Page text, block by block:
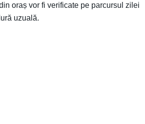
oraș vor fi verificate pe parcursul zilei
uzuală.